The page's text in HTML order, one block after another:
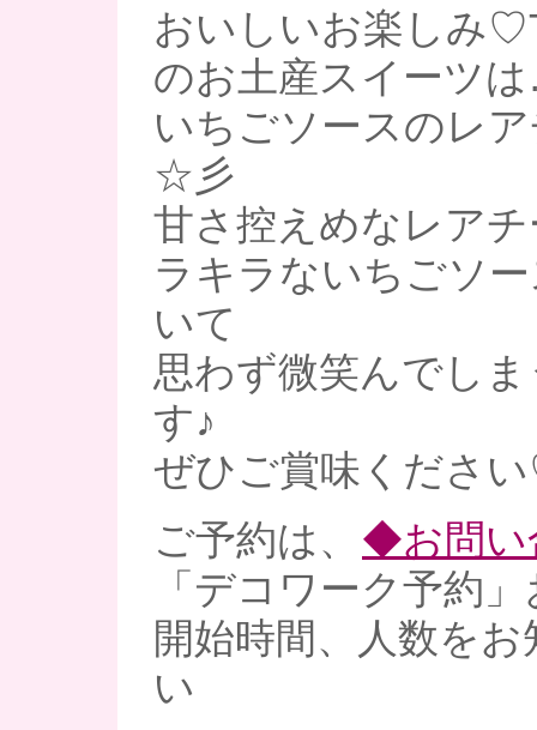
おいしいお楽しみ
のお土産スイーツ
いちごソースのレ
☆彡
甘さ控えめなレア
ラキラないちごソ
いて
思わず微笑んでし
す♪
ぜひご賞味くださ
ご予約は、 ◆お問
「デコワーク予約
開始時間、人数を
い